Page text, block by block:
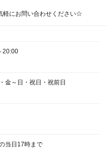
軽にお問い合わせください☆
20:00
金～日・祝日・祝前日
当日17時まで
込)～ | ビストロ ヒマ
ー